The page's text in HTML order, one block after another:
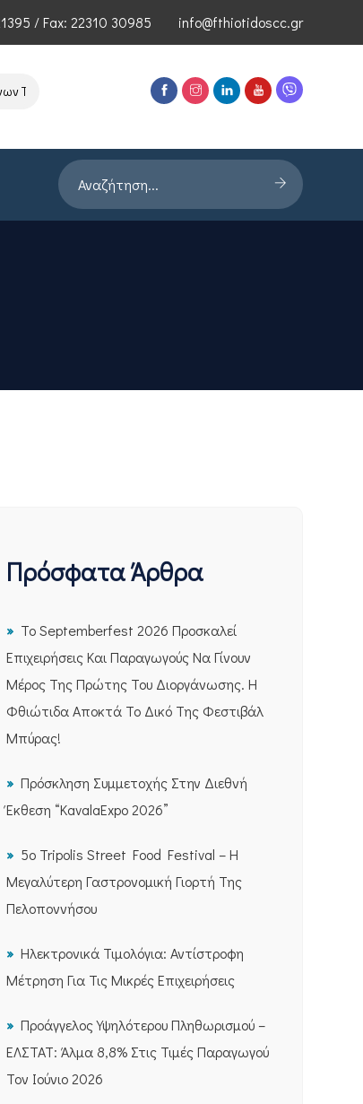
/ Fax: 22310 30985 info@fthiotidoscc.gr
Αιχμής του ΕΦΕΠΑΕ Παρουσίαση Έρευνας
Πρόσφατα Άρθρα
Το Septemberfest 2026 Προσκαλεί
Επιχειρήσεις Και Παραγωγούς Να Γίνουν
Μέρος Της Πρώτης Του Διοργάνωσης. Η
Φθιώτιδα Αποκτά Το Δικό Της Φεστιβάλ
Μπύρας!
Πρόσκληση Συμμετοχής Στην Διεθνή
Έκθεση “KavalaExpo 2026”
5ο Tripolis Street Food Festival – Η
Μεγαλύτερη Γαστρονομική Γιορτή Της
Πελοποννήσου
Ηλεκτρονικά Τιμολόγια: Αντίστροφη
Μέτρηση Για Τις Μικρές Επιχειρήσεις
Προάγγελος Υψηλότερου Πληθωρισμού –
ΕΛΣΤΑΤ: Άλμα 8,8% Στις Τιμές Παραγωγού
Τον Ιούνιο 2026